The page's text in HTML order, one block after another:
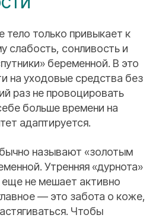
тело только привыкает к
слабость, сонливость и
беременной. В это
на уходовые средства без
раз не провоцировать
больше времени на
адаптируется.
называют «золотым
Утренняя «дурнота»
не мешает активно
— это забота о коже,
Чтобы